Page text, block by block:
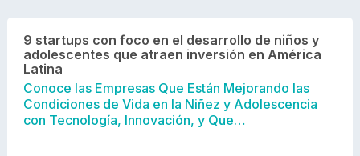
9 startups con foco en el desarrollo de niños y
adolescentes que atraen inversión en América
Latina
Conoce las Empresas Que Están Mejorando las
Condiciones de Vida en la Niñez y Adolescencia
con Tecnología, Innovación, y Que…